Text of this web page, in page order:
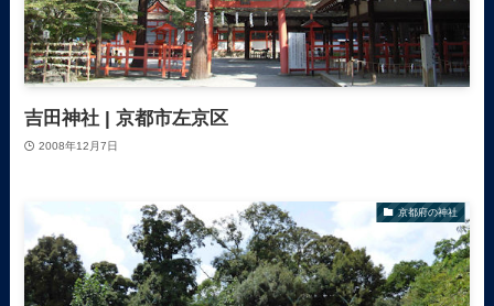
吉田神社 | 京都市左京区
2008年12月7日
京都府の神社